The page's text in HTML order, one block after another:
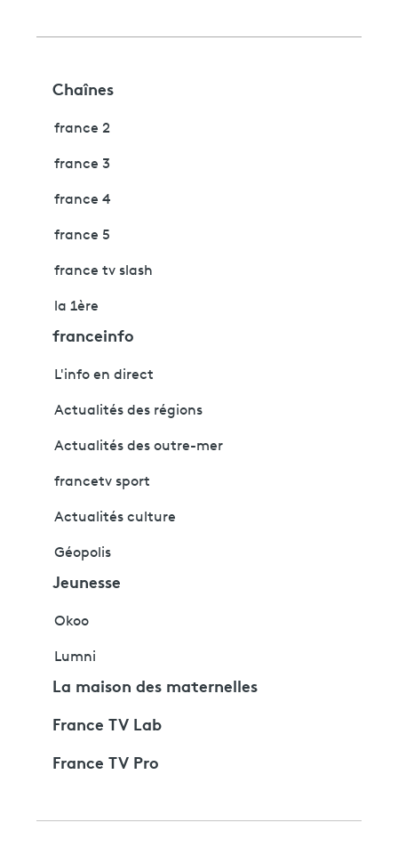
Chaînes
france 2
france 3
france 4
france 5
france tv slash
la 1ère
franceinfo
L'info en direct
Actualités des régions
Actualités des outre-mer
francetv sport
Actualités culture
Géopolis
Jeunesse
Okoo
Lumni
La maison des maternelles
France TV Lab
France TV Pro